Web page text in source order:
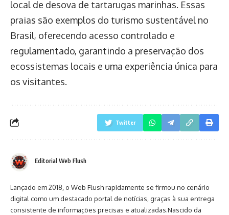
local de desova de tartarugas marinhas. Essas
praias são exemplos do turismo sustentável no
Brasil, oferecendo acesso controlado e
regulamentado, garantindo a preservação dos
ecossistemas locais e uma experiência única para
os visitantes.
Twitter
Editorial Web Flush
Lançado em 2018, o Web Flush rapidamente se firmou no cenário
digital como um destacado portal de notícias, graças à sua entrega
consistente de informações precisas e atualizadas.Nascido da